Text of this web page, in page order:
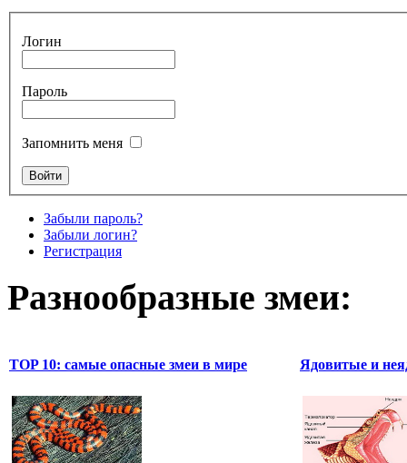
Логин
Пароль
Запомнить меня
Забыли пароль?
Забыли логин?
Регистрация
Разнообразные змеи:
TOP 10: самые опасные змеи в мире Ядовитые и